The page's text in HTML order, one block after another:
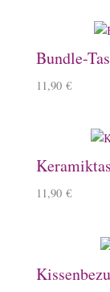
Bundle-
11,90 €
11,90 €